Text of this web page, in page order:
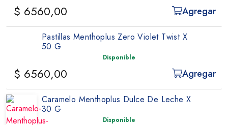
$ 6560,00 Agregar
Pastillas Menthoplus Zero Violet Twist X
50 G
Disponible
$ 6560,00 Agregar
Caramelo Menthoplus Dulce De Leche X
30 G
Disponible